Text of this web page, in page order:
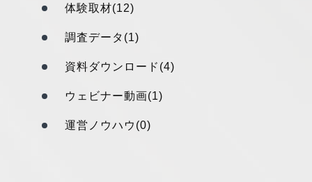
体験取材(12)
調査データ(1)
資料ダウンロード(4)
ウェビナー動画(1)
運営ノウハウ(0)